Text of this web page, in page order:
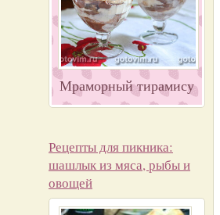
Мраморный тирамису
Рецепты для пикника:
шашлык из мяса, рыбы и
овощей